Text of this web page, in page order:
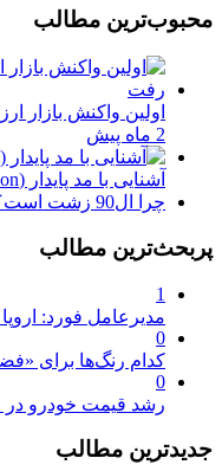
محبوب‌ترین مطالب
اولین واکنش بازار
2 ماه پیش
آشنایی با مد پایدار (Sustainable Fashion)
چرا ال90 زشت است؟
پربحث‌ترین مطالب
1
مدیرعامل فورد:
0
کدام رنگ‌ها برای
0
رشد قیمت خودرو در
جدیدترین مطالب